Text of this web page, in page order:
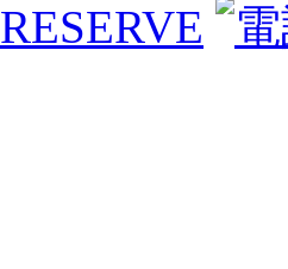
RESERVE